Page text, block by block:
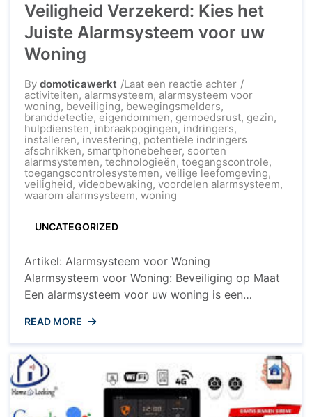
Veiligheid Verzekerd: Kies het
Juiste Alarmsysteem voor uw
Woning
By domoticawerkt Laat een reactie achterop
Veiligheid
Kies
het
Juiste
voor
uw
Woning
activiteiten, alarmsysteem, alarmsysteem voor
woning, beveiliging, bewegingsmelders,
branddetectie, eigendommen, gemoedsrust, gezin,
hulpdiensten, inbraakpogingen, indringers,
installeren, investering, potentiële indringers
afschrikken, smartphonebeheer, soorten
alarmsystemen, technologieën, toegangscontrole,
toegangscontrolesystemen, veilige leefomgeving,
veiligheid, videobewaking, voordelen alarmsysteem,
waarom alarmsysteem, woning
UNCATEGORIZED
Artikel: Alarmsysteem voor Woning
Alarmsysteem voor Woning: Beveiliging op Maat
Een alarmsysteem voor uw woning is een
beschermen tegen ongewenste indringers. Met
de toenemende bezorgdheid over veiligheid, is
het installeren van een alarmsysteem een
effectieve manier om gemoedsrust te krijgen en
uw eigendommen te beveiligen. Waarom een ...
READ MORE